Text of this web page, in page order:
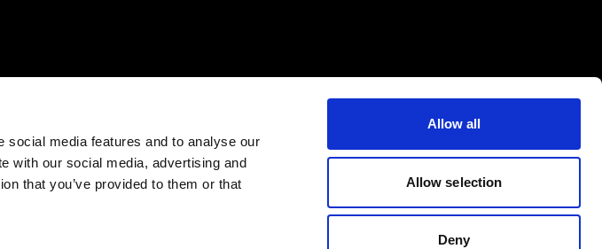
social media features and to analyse our
with our social media, advertising and
that you’ve provided to them or that
Allow all
Allow selection
Deny
Share the Light